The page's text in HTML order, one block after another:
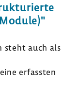
steht auch als
erfassten